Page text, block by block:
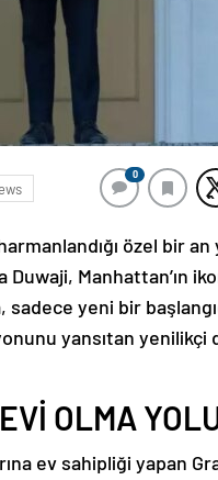
0
özel bir an
Manhattan’ın
yeni bir
yansıtan
OLMA
ev sahipliği yapan